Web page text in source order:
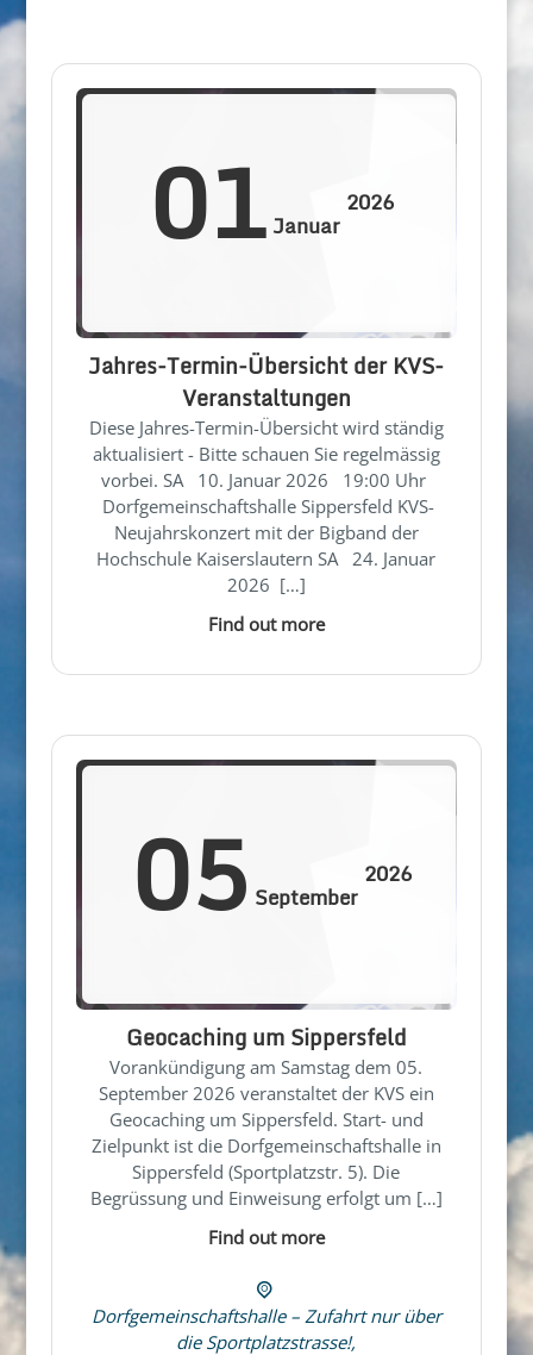
01 Januar
2026
Jahres-Termin-Übersicht der KVS-
Veranstaltungen
Diese Jahres-Termin-Übersicht wird ständig
aktualisiert - Bitte schauen Sie regelmässig
vorbei. SA 10. Januar 2026 19:00 Uhr
Dorfgemeinschaftshalle Sippersfeld KVS-
Neujahrskonzert mit der Bigband der
Hochschule Kaiserslautern SA 24. Januar
2026 […]
Find out more
05 September
2026
Geocaching um Sippersfeld
Vorankündigung am Samstag dem 05.
September 2026 veranstaltet der KVS ein
Geocaching um Sippersfeld. Start- und
Zielpunkt ist die Dorfgemeinschaftshalle in
Sippersfeld (Sportplatzstr. 5). Die
Begrüssung und Einweisung erfolgt um […]
Find out more
Dorfgemeinschaftshalle – Zufahrt nur über
die Sportplatzstrasse!,